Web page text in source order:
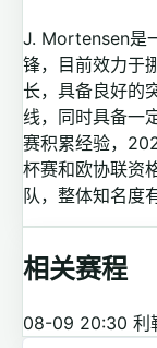
J. Mortensen是
锋，目前效力于
长，具备良好的
线，同时具备一
赛积累经验，
杯赛和欧协联资
队，整体知名度
相关赛程
08-09 20:30 利